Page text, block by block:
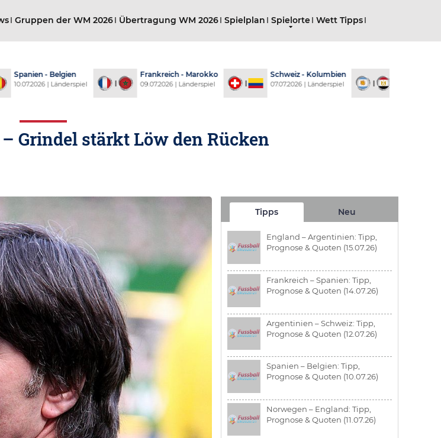
Gruppen der WM 2026 Übertragung WM 2026 Spielplan Spielorte Wett Tipps
Spanien - Belgien
10.07.2026 | Länderspiel
Frankreich - Marokko
09.07.2026 | Länderspiel
Schweiz - Kolumbien
07.07.2026 | Länderspiel
Argentinien -
07.07.2026 |
– Grindel stärkt Löw den Rücken
Tipps Neu
England – Argentinien: Tipp,
Prognose & Quoten (15.07.26)
Frankreich – Spanien: Tipp,
Prognose & Quoten (14.07.26)
Argentinien – Schweiz: Tipp,
Prognose & Quoten (12.07.26)
Spanien – Belgien: Tipp,
Prognose & Quoten (10.07.26)
Norwegen – England: Tipp,
Prognose & Quoten (11.07.26)